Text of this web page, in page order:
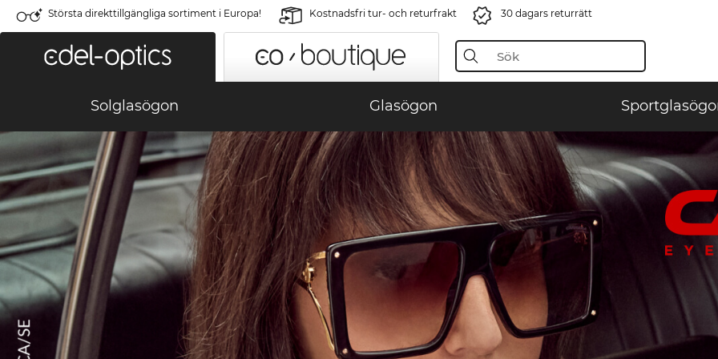
Största direkttillgängliga sortiment i Europa! Kostnadsfri tur- och returfrakt 30 dagars returrätt
Solglasögon Glasögon